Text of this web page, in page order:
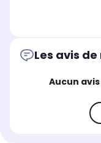
Les avis
Aucun